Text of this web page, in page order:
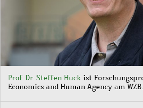
Prof. Dr. Steffen Huck ist
Economics and Human Agency am WZB.